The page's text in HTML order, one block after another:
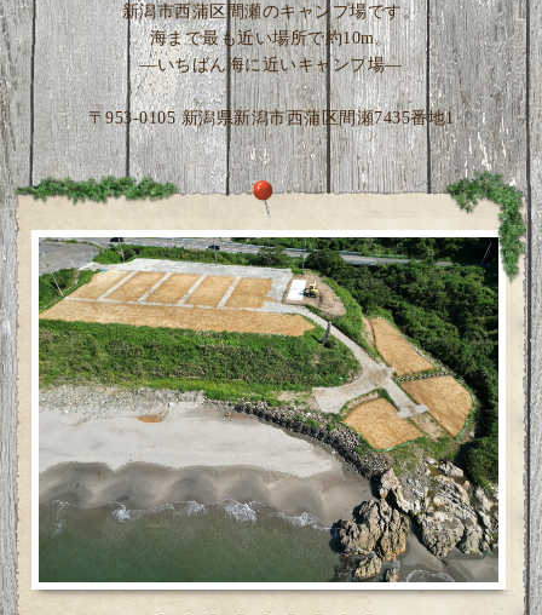
新潟市西蒲区間瀬のキャンプ場です。
海まで最も近い場所で約10m。
―いちばん海に近いキャンプ場―
〒953-0105 新潟県新潟市西蒲区間瀬7435番地1